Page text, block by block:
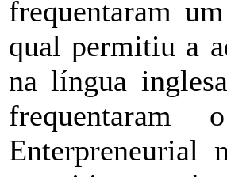
frequentaram
qual permitiu a
na língua
frequentaram
Enterpreneurial